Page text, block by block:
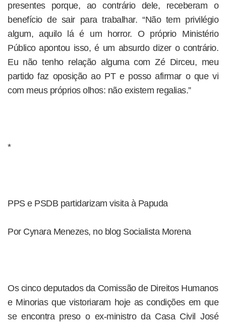
presentes porque, ao contrário dele, receberam o
benefício de sair para trabalhar. “Não tem privilégio
algum, aquilo lá é um horror. O próprio Ministério
Público apontou isso, é um absurdo dizer o contrário.
Eu não tenho relação alguma com Zé Dirceu, meu
partido faz oposição ao PT e posso afirmar o que vi
com meus próprios olhos: não existem regalias.”
*
PPS e PSDB partidarizam visita à Papuda
Por Cynara Menezes, no blog Socialista Morena
Os cinco deputados da Comissão de Direitos Humanos
e Minorias que vistoriaram hoje as condições em que
se encontra preso o ex-ministro da Casa Civil José